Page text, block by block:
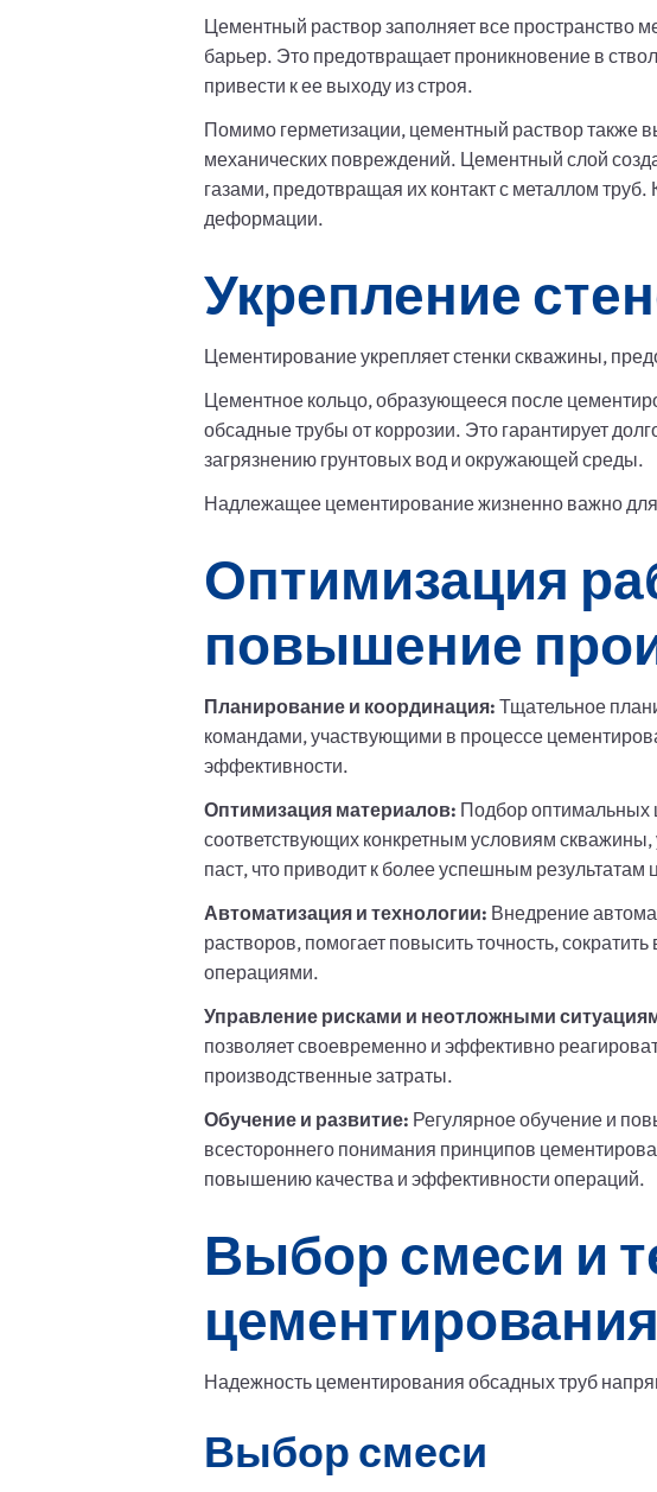
Цементный раствор заполняет все пространство
барьер. Это предотвращает проникновение в
привести к ее выходу из строя.
Помимо герметизации, цементный раствор также
механических повреждений. Цементный слой
газами, предотвращая их контакт с металлом
деформации.
Укрепление
Цементирование укрепляет стенки скважины,
Цементное кольцо, образующееся после
обсадные трубы от коррозии. Это гарантирует
загрязнению грунтовых вод и окружающей среды.
Надлежащее цементирование жизненно важно
Оптимизация
повышение
Планирование и координация: Тщательное
командами, участвующими в процессе
эффективности.
Оптимизация материалов: Подбор оптимальных
соответствующих конкретным условиям скважины,
паст, что приводит к более успешным результатам
Автоматизация и технологии: Внедрение
растворов, помогает повысить точность,
операциями.
Управление рисками и неотложными
позволяет своевременно и эффективно
производственные затраты.
Обучение и развитие: Регулярное обучение и
всестороннего понимания принципов
повышению качества и эффективности операций.
Выбор смеси и
цементирования
Надежность цементирования обсадных труб
Выбор смеси